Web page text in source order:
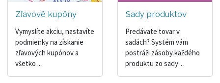
Zľavové kupóny
Vymyslíte akciu, nastavíte
podmienky na získanie
zľavových kupónov a
všetko…
Sady produktov
Predávate tovar v
sadách? Systém vám
postráži zásoby každého
produktu zo sady…